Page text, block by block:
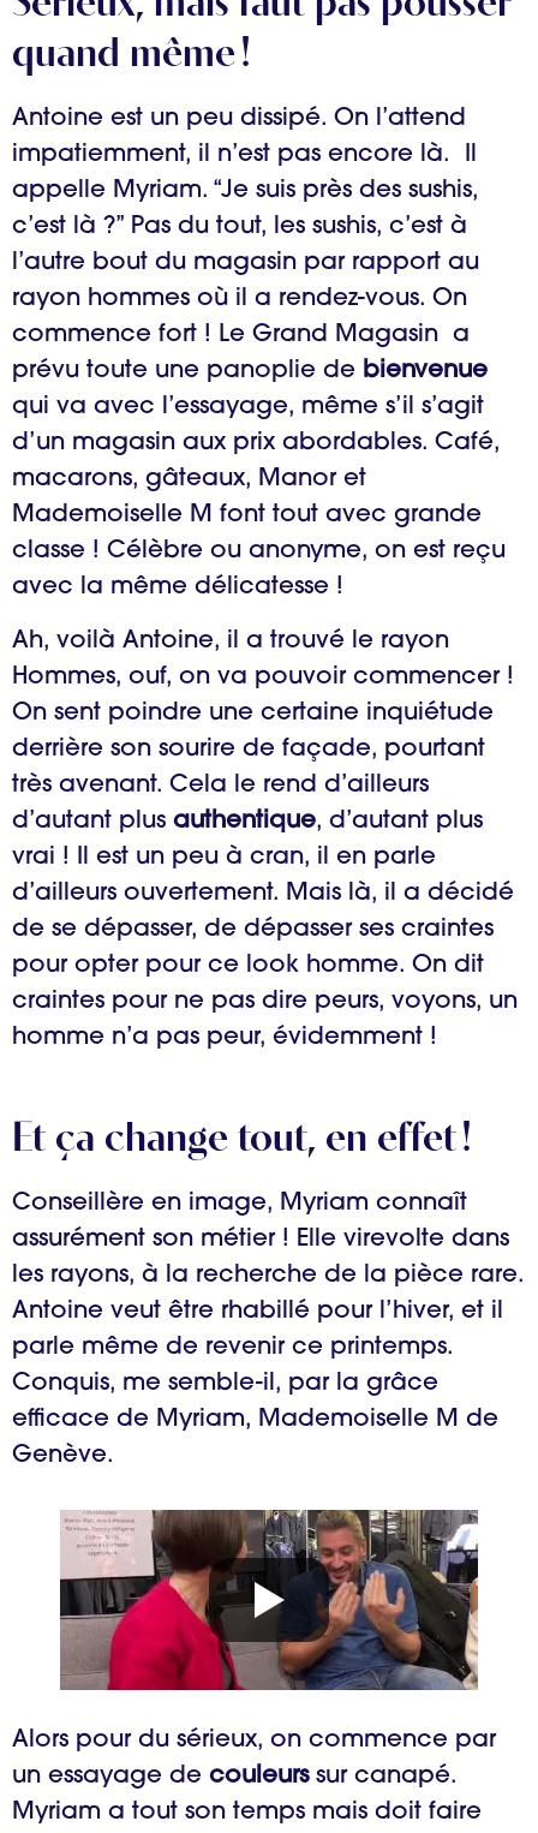
quand même !
Antoine est un peu dissipé. On l’attend
impatiemment, il n’est pas encore là. Il
appelle Myriam. “Je suis près des sushis,
c’est là ?” Pas du tout, les sushis, c’est à
l’autre bout du magasin par rapport au
rayon hommes où il a rendez-vous. On
commence fort ! Le Grand Magasin a
prévu toute une panoplie de bienvenue
qui va avec l’essayage, même s’il s’agit
d’un magasin aux prix abordables. Café,
macarons, gâteaux, Manor et
Mademoiselle M font tout avec grande
classe ! Célèbre ou anonyme, on est reçu
avec la même délicatesse !
Ah, voilà Antoine, il a trouvé le rayon
Hommes, ouf, on va pouvoir commencer !
On sent poindre une certaine inquiétude
derrière son sourire de façade, pourtant
très avenant. Cela le rend d’ailleurs
d’autant plus authentique, d’autant plus
vrai ! Il est un peu à cran, il en parle
d’ailleurs ouvertement. Mais là, il a décidé
de se dépasser, de dépasser ses craintes
pour opter pour ce look homme. On dit
craintes pour ne pas dire peurs, voyons, un
homme n’a pas peur, évidemment !
Et ça change tout, en effet !
Conseillère en image, Myriam connaît
assurément son métier ! Elle virevolte dans
les rayons, à la recherche de la pièce rare.
Antoine veut être rhabillé pour l’hiver, et il
parle même de revenir ce printemps.
Conquis, me semble-il, par la grâce
efficace de Myriam, Mademoiselle M de
Genève.
Alors pour du sérieux, on commence par
un essayage de couleurssur canapé.
Myriam a tout son temps mais doit faire